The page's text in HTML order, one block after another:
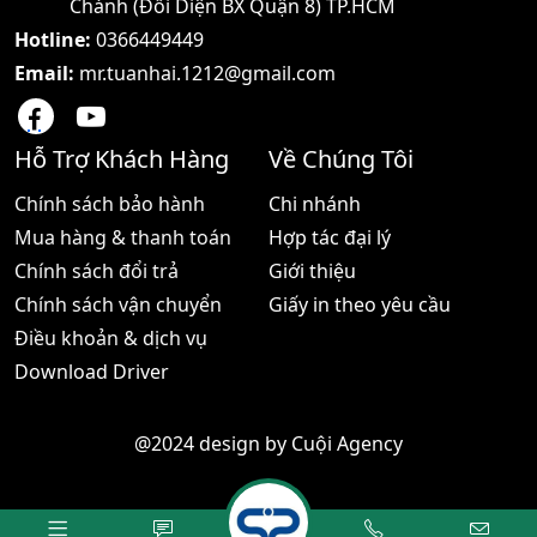
dụng rộng rãi chính
Chánh (Đối Diện BX Quận 8) TP.HCM
Hotline: 0366449449
Email: mr.tuanhai.1212@gmail.com
Hỗ Trợ Khách Hàng
Chính sách bảo hành
Mua hàng & thanh toán
Chính sách đổi trả
Chính sách vận chuyển
Điều khoản & dịch vụ
Download Driver
Về Chúng Tôi
Chi nhánh
Hợp tác đại lý
Giới thiệu
Giấy in theo yêu cầu
@2024 design by Cuội Agency